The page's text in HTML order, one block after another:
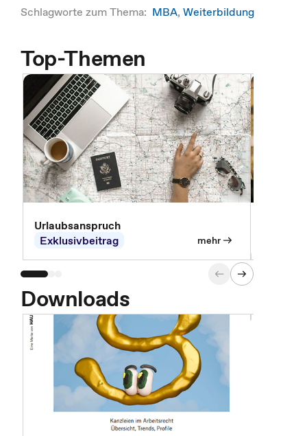
Schlagworte zum Thema: MBA, Weiterbildung
Top-Themen
Urlaubsanspruch
Exklusivbeitrag
mehr
Downloads